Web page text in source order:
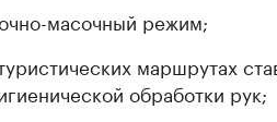
масочный режим;
маршрутах
обработки рук;